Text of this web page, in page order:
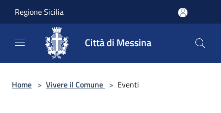
Regione Sicilia
Città di Messina
Home > Vivere il Comune > Eventi